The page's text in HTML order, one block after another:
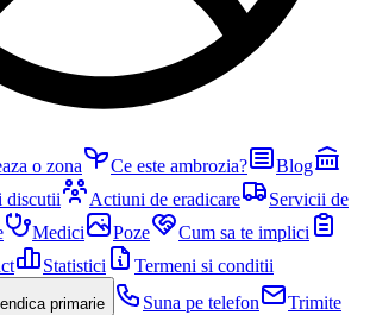
o zona Ce este ambrozia?
Blog
discutii Actiuni de eradicare
Servicii de
Medici Poze
Cum sa te implici
Statistici Termeni si conditii
primarie Suna pe telefon
Trimite